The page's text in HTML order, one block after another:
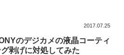
2017.07.25
のデジカメの液晶コーティ
グ剥げに対処してみた